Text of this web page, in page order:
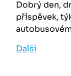
Dobrý den,
příspěvek,
Další